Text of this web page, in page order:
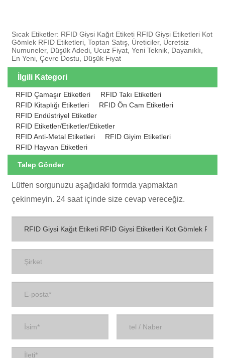
Sıcak Etiketler: RFID Giysi Kağıt Etiketi RFID Giysi Etiketleri Kot
Gömlek RFID Etiketleri, Toptan Satış, Üreticiler, Ücretsiz
Numuneler, Düşük Adedi, Ucuz Fiyat, Yeni Teknik, Dayanıklı,
En Yeni, Çevre Dostu, Düşük Fiyat
İlgili Kategori
RFID Çamaşır Etiketleri
RFID Takı Etiketleri
RFID Kitaplığı Etiketleri
RFID Ön Cam Etiketleri
RFID Endüstriyel Etiketler
RFID Etiketler/Etiketler/Etiketler
RFID Anti-Metal Etiketleri
RFID Giyim Etiketleri
RFID Hayvan Etiketleri
Talep Gönder
Lütfen sorgunuzu aşağıdaki formda yapmaktan
çekinmeyin. 24 saat içinde size cevap vereceğiz.